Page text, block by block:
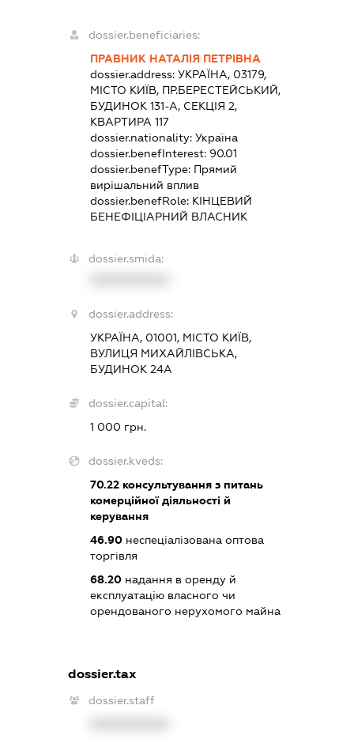
dossier.beneficiaries:
ПРАВНИК НАТАЛІЯ ПЕТРІВНА
dossier.address:УКРАЇНА, 03179,
МІСТО КИЇВ, ПР.БЕРЕСТЕЙСЬКИЙ,
БУДИНОК 131-А, СЕКЦІЯ 2,
КВАРТИРА 117
dossier.nationality:Україна
dossier.benefInterest: 90.01
dossier.benefType: Прямий
вирішальний вплив
dossier.benefRole: КІНЦЕВИЙ
БЕНЕФІЦІАРНИЙ ВЛАСНИК
dossier.smida:
dossier.address:
УКРАЇНА, 01001, МІСТО КИЇВ,
ВУЛИЦЯ МИХАЙЛІВСЬКА,
БУДИНОК 24А
dossier.capital:
1 000 грн.
dossier.kveds:
70.22 консультування з питань
комерційної діяльності й
керування
46.90 неспеціалізована оптова
торгівля
68.20 надання в оренду й
експлуатацію власного чи
орендованого нерухомого майна
dossier.tax
dossier.staff